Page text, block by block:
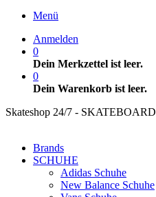
Menü
Anmelden
0
Dein Merkzettel ist leer.
0
Dein Warenkorb ist leer.
Skateshop 24/7 -
Brands
SCHUHE
Adidas Schuhe
New Balance Schuhe